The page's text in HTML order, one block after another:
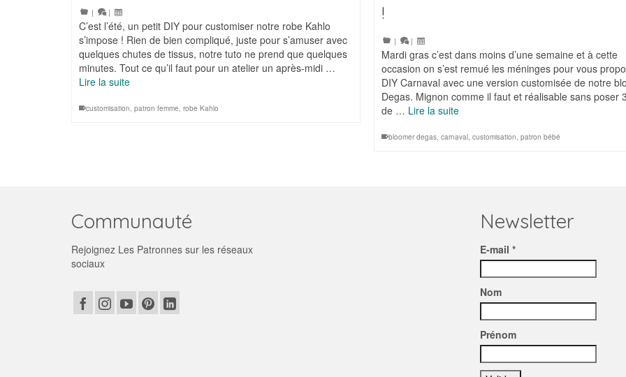
| |
C’est l’été, un petit DIY pour customiser notre robe Kahlo
s’impose ! Rien de bien compliqué, juste pour s’amuser avec
quelques chutes de tissus, notre tuto ne prend que quelques
minutes. Tout ce qu’il faut pour un atelier un après-midi …
Lire la suite
customisation patron femme robe Kahlo
!
| |
Mardi gras c’est dans moins d’une semaine et à cette
occasion on s’est remué les méninges pour vous
DIY Carnaval avec une version customisée de notre
Degas. Mignon comme il faut et réalisable sans poser
de … Lire la suite
bloomer degas, carnaval, customisation, patron bébé
Communauté
Rejoignez Les Patronnes sur les réseaux
sociaux
Newsletter
E-mail *
Nom
Prénom